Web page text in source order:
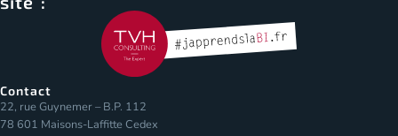
Contact
22, rue Guynemer – B.P. 112
78 601 Maisons-Laffitte Cedex